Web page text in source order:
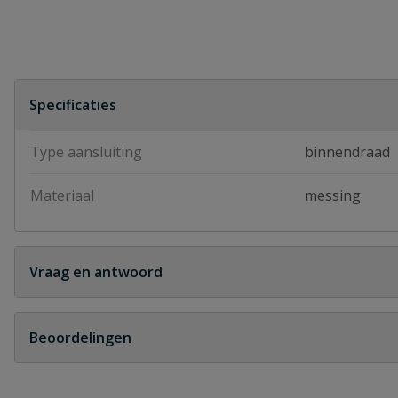
Specificaties
Type aansluiting binnendraad
Materiaal messing
Vraag en antwoord
Geen vragen
Beoordelingen